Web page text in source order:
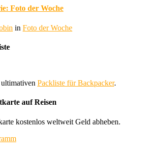
Foto der Woche
in Foto der Woche
Packliste für Backpacker.
auf Reisen
kostenlos weltweit Geld abheben.